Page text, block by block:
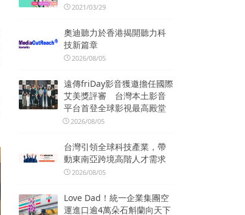
2021/03/29
奧迪聽力於香港揭開聽力科
技新篇章
2026/08/05
遠傳friDay影音獲邀擔任國際
艾美獎評審 台灣本土影音
平台首登全球影視最高殿堂
2026/08/05
台灣引領全球科技產業，帶
動東南亞跨境高階人才需求
2026/08/05
Love Dad！統一企業集團空
運進口逾4萬朵石斛蘭向天下